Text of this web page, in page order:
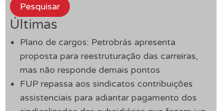
Pesquisar
Últimas
Plano de cargos: Petrobrás apresenta
proposta para reestruturação das carreiras,
mas não responde demais pontos
FUP repassa aos sindicatos contribuições
assistenciais para adiantar pagamento dos